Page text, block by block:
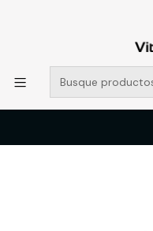
POR SISTEMA FRONTAL
MUCHAS GRACIAS +569
Inicio Catálogo
BOTA PVC-101 INDUSTRIAL